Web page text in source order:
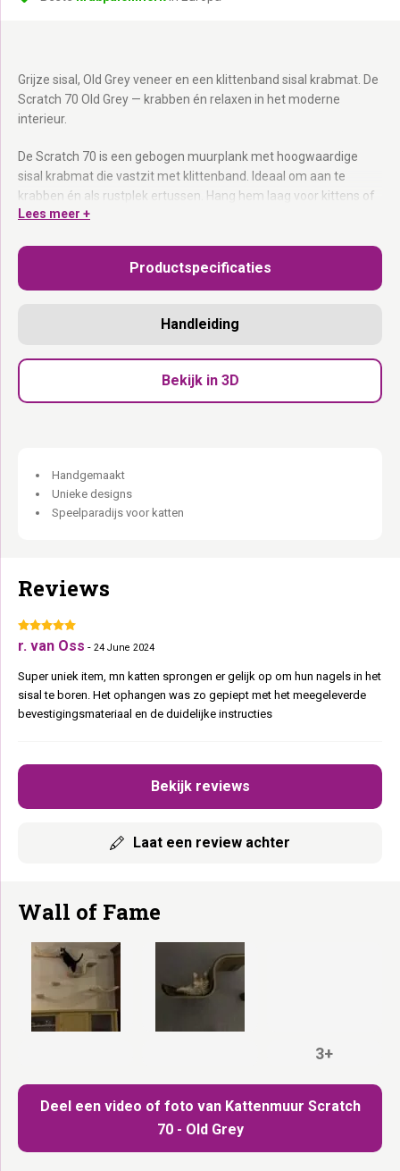
Grijze sisal, Old Grey veneer en een klittenband sisal krabmat. De
Scratch 70 Old Grey — krabben én relaxen in het moderne
interieur.
De Scratch 70 is een gebogen muurplank met hoogwaardige
sisal krabmat die vastzit met klittenband. Ideaal om aan te
krabben én als rustplek ertussen. Hang hem laag voor kittens of
senioren, of hoog voor de actieve klimmer. Gebruik de Scratch 70
van de Wall of Rebels collectie.
Gebogen eucalyptus hout met grijze sisal krabmat:
Krabben én relaxen — in één onderdeel.
Bevestigingsmateriaal inbegrepen:
Past bij alle Old Grey Wall of Rebels
Lees meer +
Productspecificaties
Handleiding
Bekijk in 3D
Handgemaakt
Unieke designs
Speelparadijs voor katten
Reviews
Bekijk reviews
Laat een review achter
r. van Oss - 24 June 2024
Super uniek item, mn katten sprongen er gelijk op om hun nagels in het
sisal te boren. Het ophangen was zo gepiept met het meegeleverde
bevestigingsmateriaal en de duidelijke instructies
Wall of Fame
Deel een video of foto van Kattenmuur Scratch
70 - Old Grey
3+